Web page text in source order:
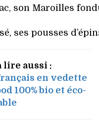
son Maroilles
ses pousses
lire aussi :
en vedette
100% bio et éco-